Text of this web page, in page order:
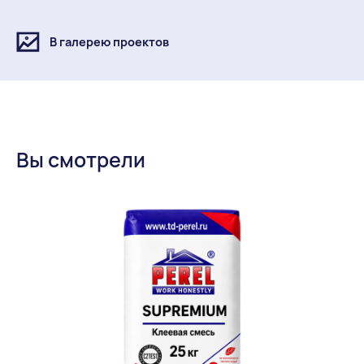
Огнестойкость 14,3NF.pdf
Заключение по радиактивности керамических
блоков 10,7НФ BRAER.jpg
Огнестойкость керамических блоков 10,7НФ
Санэпидемиологический протокол глины.pdf
В галерею проектов
Вы смотрели